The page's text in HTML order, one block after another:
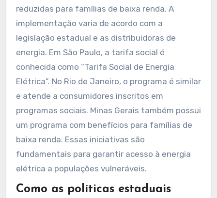
reduzidas para famílias de baixa renda. A
implementação varia de acordo com a
legislação estadual e as distribuidoras de
energia. Em São Paulo, a tarifa social é
conhecida como “Tarifa Social de Energia
Elétrica”. No Rio de Janeiro, o programa é similar
e atende a consumidores inscritos em
programas sociais. Minas Gerais também possui
um programa com benefícios para famílias de
baixa renda. Essas iniciativas são
fundamentais para garantir acesso à energia
elétrica a populações vulneráveis.
Como as políticas estaduais